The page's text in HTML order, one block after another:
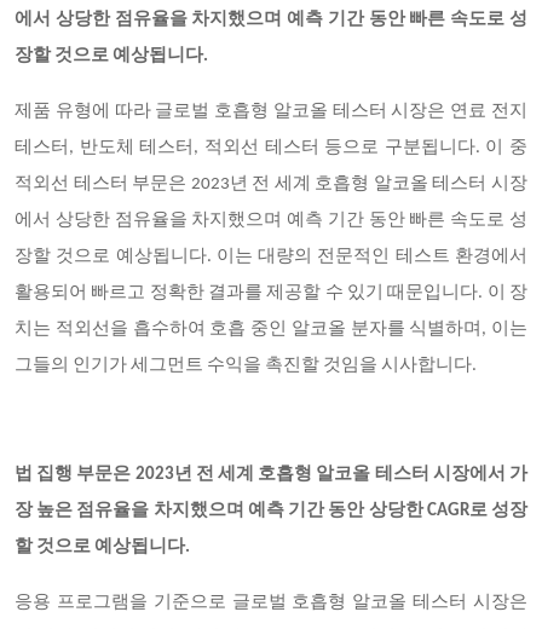
에서 상당한 점유율을 차지했으며 예측 기간 동안 빠른 속도로 성
장할 것으로 예상됩니다.
제품 유형에 따라 글로벌 호흡형 알코올 테스터 시장은 연료 전지
테스터, 반도체 테스터, 적외선 테스터 등으로 구분됩니다. 이 중
적외선 테스터 부문은 2023년 전 세계 호흡형 알코올 테스터 시장
에서 상당한 점유율을 차지했으며 예측 기간 동안 빠른 속도로 성
장할 것으로 예상됩니다. 이는 대량의 전문적인 테스트 환경에서
활용되어 빠르고 정확한 결과를 제공할 수 있기 때문입니다. 이 장
치는 적외선을 흡수하여 호흡 중인 알코올 분자를 식별하며, 이는
그들의 인기가 세그먼트 수익을 촉진할 것임을 시사합니다.
법 집행 부문은 2023년 전 세계 호흡형 알코올 테스터 시장에서 가
장 높은 점유율을 차지했으며 예측 기간 동안 상당한 CAGR로 성장
할 것으로 예상됩니다.
응용 프로그램을 기준으로 글로벌 호흡형 알코올 테스터 시장은